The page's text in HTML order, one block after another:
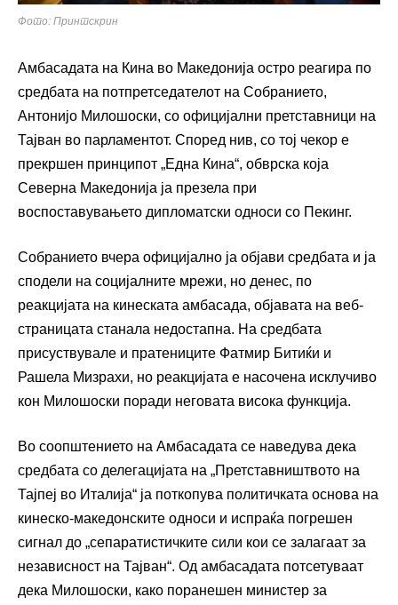
Фото: Принтскрин
Амбасадата на Кина во Македонија остро реагира по
средбата на потпретседателот на Собранието,
Антонијо Милошоски, со официјални претставници на
Тајван во парламентот. Според нив, со тој чекор е
прекршен принципот „Една Кина“, обврска која
Северна Македонија ја презела при
воспоставувањето дипломатски односи со Пекинг.
Собранието вчера официјално ја објави средбата и ја
сподели на социјалните мрежи, но денес, по
реакцијата на кинеската амбасада, објавата на веб-
страницата станала недостапна. На средбата
присуствувале и пратениците Фатмир Битиќи и
Рашела Мизрахи, но реакцијата е насочена исклучиво
кон Милошоски поради неговата висока функција.
Во соопштението на Амбасадата се наведува дека
средбата со делегацијата на „Претставништвото на
Тајпеј во Италија“ ја поткопува политичката основа на
кинеско-македонските односи и испраќа погрешен
сигнал до „сепаратистичките сили кои се залагаат за
независност на Тајван“. Од амбасадата потсетуваат
дека Милошоски, како поранешен министер за